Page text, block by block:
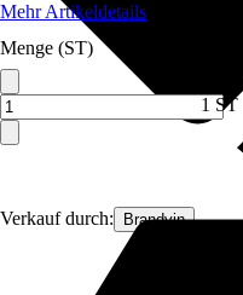
Verkauf durch: Brandvin
Mehr Artikeldetails
Menge (ST)
1 ST